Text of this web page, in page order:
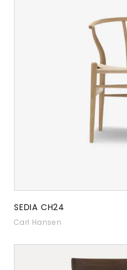
SEDIA CH24
Carl Hansen